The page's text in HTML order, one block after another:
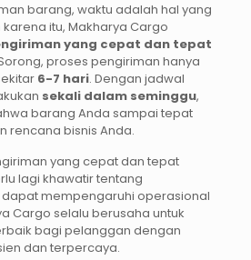
barang, waktu adalah hal yang
itu, Makharya Cargo
yang cepat dan tepat
proses pengiriman hanya
6-7 hari. Dengan jadwal
sekali dalam seminggu,
barang Anda sampai tepat
rencana bisnis Anda.
yang cepat dan tepat
lagi khawatir tentang
mempengaruhi operasional
Cargo selalu berusaha untuk
bagi pelanggan dengan
dan terpercaya.